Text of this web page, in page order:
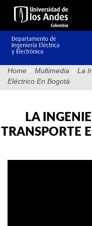
Pasar
contenido
principal
Home / Multimedia / La
Eléctrico En Bogotá
LA
TRANSPORTE